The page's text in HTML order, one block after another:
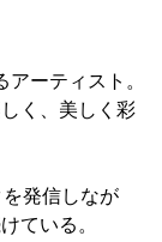
アーティスト。
く、美しく彩
発信しなが
ている。